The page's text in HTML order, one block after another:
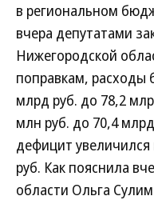
в региональном
вчера депутатами
Нижегородской
поправкам, расходы
млрд руб. до 78,2
млн руб. до 70,4
дефицит
руб. Как пояснила
области Ольга